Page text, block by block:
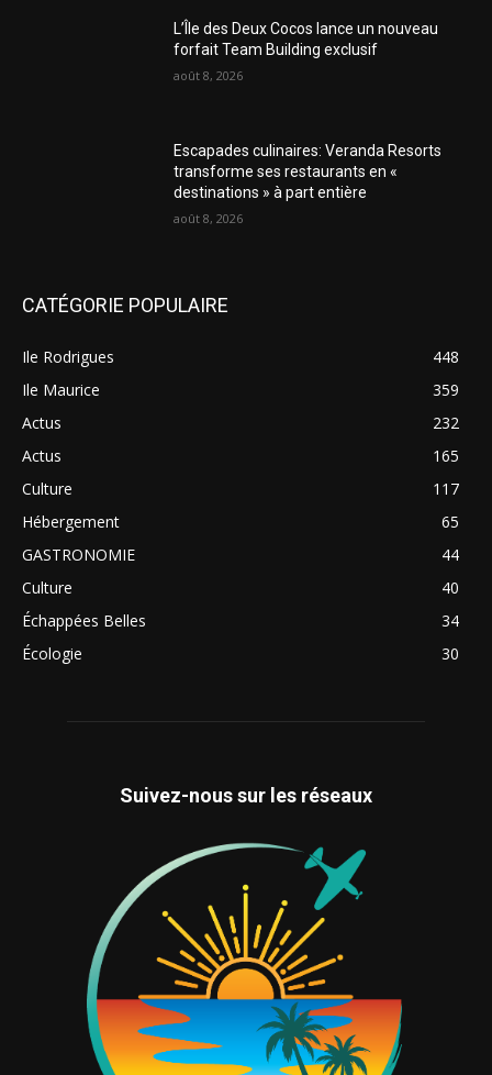
L’Île des Deux Cocos lance un nouveau
forfait Team Building exclusif
août 8, 2026
Escapades culinaires: Veranda Resorts
transforme ses restaurants en «
destinations » à part entière
août 8, 2026
CATÉGORIE POPULAIRE
Ile Rodrigues
448
Ile Maurice
359
Actus
232
Actus
165
Culture
117
Hébergement
65
GASTRONOMIE
44
Culture
40
Échappées Belles
34
Écologie
30
Suivez-nous sur les réseaux